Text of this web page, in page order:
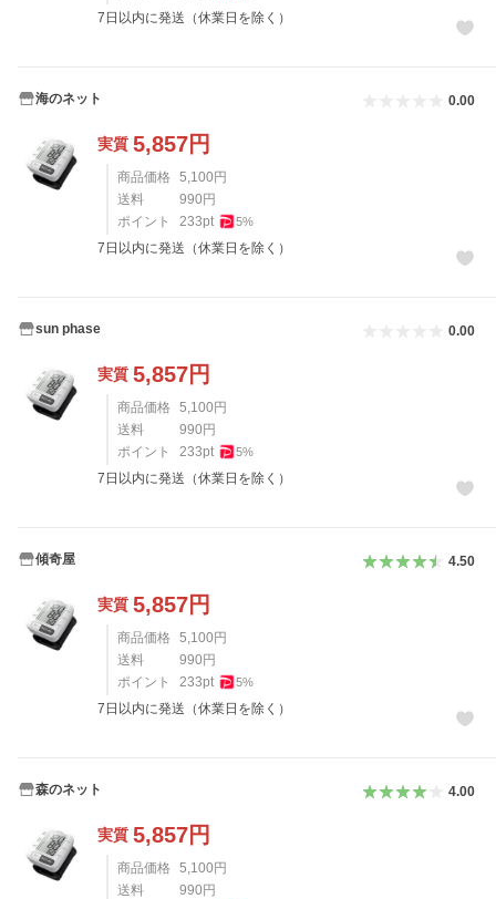
7日以内に発送（休業日を除く）
海のネット 0.00
実質 5,857円
商品価格 5,100 円
送料
990 円
ポイント
233pt 5%
7日以内に発送（休業日を除く）
sun phase 0.00
実質 5,857円
商品価格 5,100 円
送料
990 円
ポイント
233pt 5%
7日以内に発送（休業日を除く）
傾奇屋 4.50
実質 5,857円
商品価格 5,100 円
送料
990 円
ポイント
233pt 5%
7日以内に発送（休業日を除く）
森のネット 4.00
実質 5,857円
商品価格 5,100 円
送料
990 円